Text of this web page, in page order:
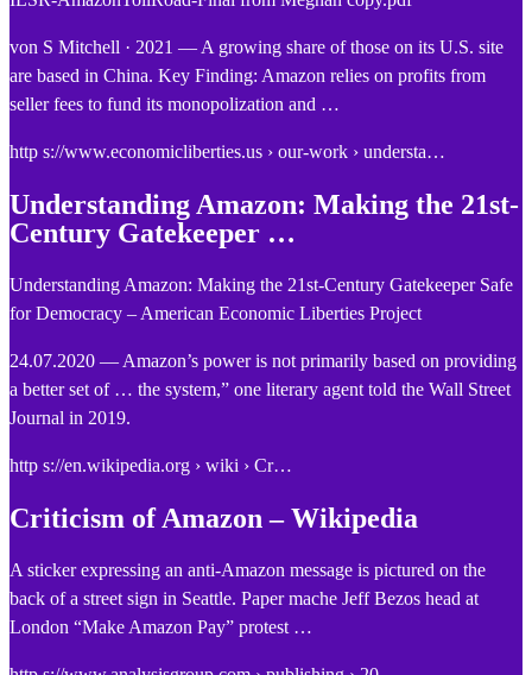
von S Mitchell · 2021 — A growing share of those on its U.S. site
are based in China. Key Finding: Amazon relies on profits from
seller fees to fund its monopolization and …
http s://www.economicliberties.us › our-work › understa…
Understanding Amazon: Making the 21st-
Century Gatekeeper …
Understanding Amazon: Making the 21st-Century Gatekeeper Safe
for Democracy – American Economic Liberties Project
24.07.2020 — Amazon’s power is not primarily based on providing
a better set of … the system,” one literary agent told the Wall Street
Journal in 2019.
http s://en.wikipedia.org › wiki › Cr…
Criticism of Amazon – Wikipedia
A sticker expressing an anti-Amazon message is pictured on the
back of a street sign in Seattle. Paper mache Jeff Bezos head at
London “Make Amazon Pay” protest …